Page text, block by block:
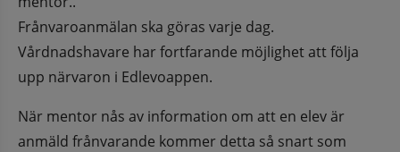
Frånvaroanmälan ska göras varje dag.
Vårdnadshavare har fortfarande möjlighet att följa
upp närvaron i Edlevoappen.
När mentor nås av information om att en elev är
anmäld frånvarande kommer detta så snart som